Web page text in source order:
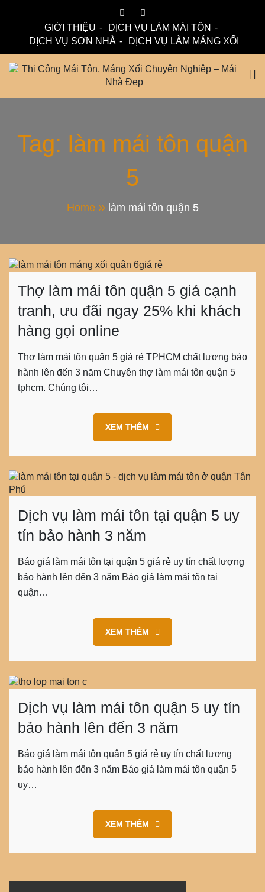
GIỚI THIỆU
DỊCH VỤ LÀM MÁI TÔN
DỊCH VỤ SƠN NHÀ
DỊCH VỤ LÀM MÁNG XỐI
Thi Công Mái Tôn,
Máng Xối Chuyên
Nghiệp – Mái Nhà
Tag: làm mái tôn quận
5
Home làm mái tôn quận 5
Thợ làm mái tôn quận 5 giá cạnh
tranh, ưu đãi ngay 25% khi khách
hàng gọi online
Thợ làm mái tôn quận 5 giá rẻ TPHCM chất lượng bảo
hành lên đến 3 năm Chuyên thợ làm mái tôn quận 5
tphcm. Chúng tôi…
XEM THÊM
Dịch vụ làm mái tôn tại quận 5 uy
tín bảo hành 3 năm
Báo giá làm mái tôn tại quận 5 giá rẻ uy tín chất lượng
bảo hành lên đến 3 năm Báo giá làm mái tôn tại
quận…
XEM THÊM
Dịch vụ làm mái tôn quận 5 uy tín
bảo hành lên đến 3 năm
Báo giá làm mái tôn quận 5 giá rẻ uy tín chất lượng
bảo hành lên đến 3 năm Báo giá làm mái tôn quận 5
uy…
XEM THÊM